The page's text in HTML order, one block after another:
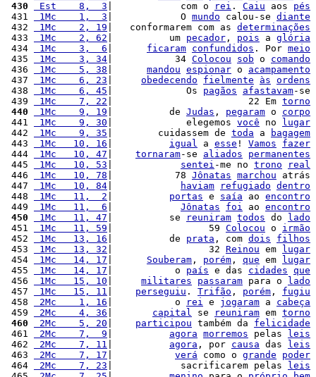
430
Est    8,  3 |            com o rei . Caiu aos pés
431
1Mc    1,  3 |            O mundo calou-se diante
432
1Mc    2, 19 |   conformarem com as determinações
433
1Mc    2, 62 |          um pecador , pois a glória
434
1Mc    3,  6 ficaram confundidos . Por meio
435
1Mc    3, 34 |           34 Colocou sob o comando
436
1Mc    5, 38 mandou espionar o acampamento
437
1Mc    6, 23 obedecendo fielmente às ordens
438
1Mc    6, 45 |             Os pagãos afastavam-se
439
1Mc    7, 22 |                        22 Em torno
440
1Mc    9, 19 |          de Judas , pegaram o corpo
441
1Mc    9, 30 |             elegemos você no
lugar
442
1Mc    9, 35 |        cuidassem de toda a
bagagem
443
1Mc   10, 16 igual a esse ! Vamos
fazer
444
1Mc   10, 47 tornaram-se aliados
permanentes
445
1Mc   10, 53 sentei -me no trono
real
446
1Mc   10, 78 |           78 Jônatas marchou atrás
447
1Mc   10, 84 haviam refugiado dentro
448
1Mc   11,  2 portas e saía ao encontro
449
1Mc   11,  6 Jônatas foi ao encontro
450
1Mc   11, 47 |          se reuniram todos do
lado
451
1Mc   11, 59 |                 59 Colocou o irmão
452
1Mc   13, 16 |          de prata , com dois
filhos
453
1Mc   13, 32 |                 32 Reinou em
lugar
454
1Mc   14, 17 Souberam , porém , que em
lugar
455
1Mc   14, 17 |           o país e das cidades que
456
1Mc   15, 10 militares passaram para o
lado
457
1Mc   15, 11 perseguiu . Trifão , porém , fugiu
458
2Mc    1, 16 |           o rei e jogaram a cabeça
459
2Mc    4, 36 capital se reuniram em torno
460
2Mc    5, 20 participou também da felicidade
461
2Mc    7,  9 agora morremos pelas
leis
462
2Mc    7, 11 agora , por causa das
leis
463
2Mc    7, 17 verá como o grande
poder
464
2Mc    7, 23 |            sacrificarem pelas
leis